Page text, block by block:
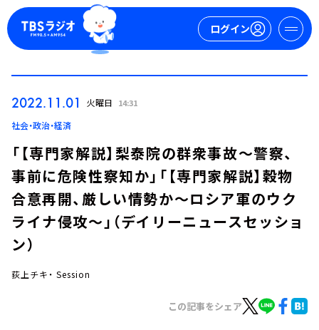
ログイン
週間番組表
2022.11.01 火曜日 14:31
社会・政治・経済
「【専門家解説】梨泰院の群衆事故～警察、
事前に危険性察知か」「【専門家解説】穀物
合意再開、厳しい情勢か～ロシア軍のウク
ライナ侵攻～」（デイリーニュースセッショ
ン）
荻上チキ・ Session
この記事をシェア